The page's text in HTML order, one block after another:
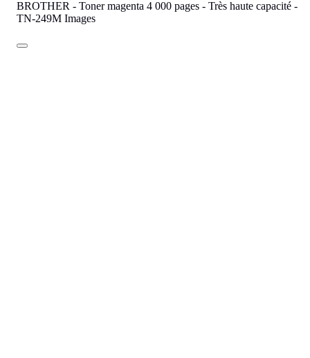
BROTHER - Toner magenta 4 000 pages - Très haute capacité -
TN-249M Images